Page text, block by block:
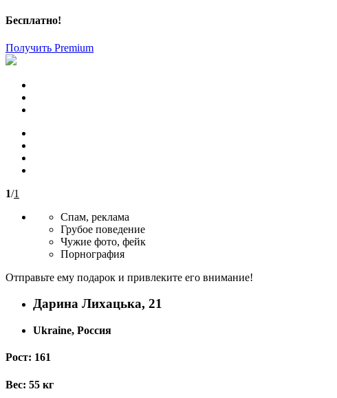
Бесплатно!
Получить Premium
1/1
Спам, реклама
Грубое поведение
Чужие фото, фейк
Порнография
Отправьте ему подарок и привлеките его внимание!
Дарина Лихацька, 21
Ukraine, Россия
Рост: 161
Вес: 55 кг